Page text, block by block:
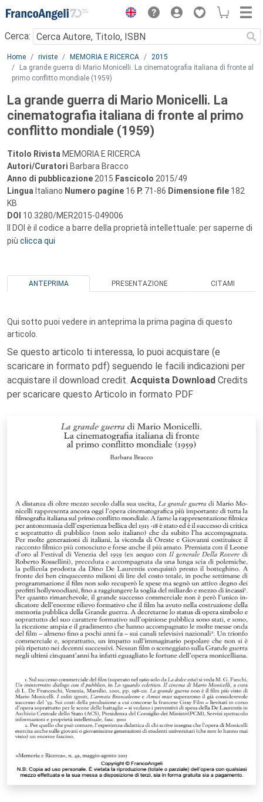
Menu
Cerca:
Main content
Home riviste MEMORIA E RICERCA
2015
La grande guerra di Mario Monicelli. La cinematografia italiana di fronte al
primo conflitto mondiale (1959)
La grande guerra di Mario Monicelli. La
cinematografia italiana di fronte al primo
conflitto mondiale (1959)
Titolo Rivista MEMORIA E RICERCA
Autori/Curatori Barbara Bracco
Anno di pubblicazione 2015 Fascicolo 2015/49
Lingua Italiano Numero pagine 16 P. 71-86 Dimensione file 182
KB
DOI 10.3280/MER2015-049006
Il DOI è il codice a barre della proprietà intellettuale: per saperne di
più clicca qui
ANTEPRIMA PRESENTAZIONE CITAMI
Qui sotto puoi vedere in anteprima la prima pagina di questo
articolo.
Se questo articolo ti interessa, lo puoi acquistare (e
scaricare in formato pdf) seguendo le facili indicazioni per
acquistare il download credit. Acquista Download Credits
per scaricare questo Articolo in formato PDF